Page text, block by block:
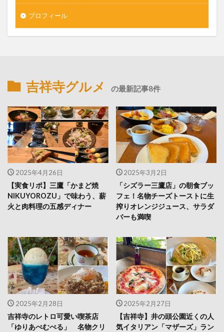
プロフィール
吉祥寺グルメ の最新記事8件
2025年4月26日
【実食リポ】三鷹「かまど焼
NIKUYOROZU」で味わう、薪
火と肉料理の五感ディナー
2025年3月2日
「シズラー三鷹店」の朝食ブッ
フェ！名物チーズトーストに生
搾りオレンジジュース、サラダ
バーも満喫
2025年2月28日
吉祥寺のレトロ可愛い喫茶店
「ゆりあぺむぺる」 名物クリ
2025年2月27日
【吉祥寺】井の頭公園近くの人
気イタリアン「マザーズ」ラン